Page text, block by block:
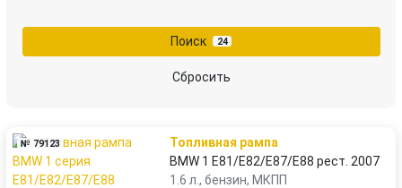
Поиск 24
Сбросить
№ 79123
Топливная рампа
BMW 1 E81/E82/E87/E88 рест. 2007
1.6 л., бензин, МКПП